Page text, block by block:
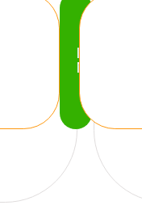
Köp
Nu